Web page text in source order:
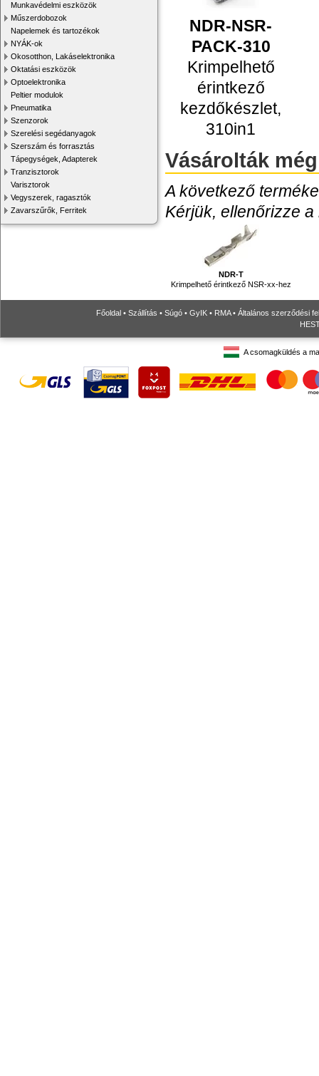
Munkavédelmi eszközök
Műszerdobozok
Napelemek és tartozékok
NYÁK-ok
Okosotthon, Lakáselektronika
Oktatási eszközök
Optoelektronika
Peltier modulok
Pneumatika
Szenzorok
Szerelési segédanyagok
Szerszám és forrasztás
Tápegységek, Adapterek
Tranzisztorok
Varisztorok
Vegyszerek, ragasztók
Zavarszűrők, Ferritek
NDR-NSR-
PACK-310
Krimpelhető
érintkező
kezdőkészlet,
310in1
Vásárolták még
A következő
Kérjük, ellenőrizze
NDR-T
Krimpelhető érintkező NSR-xx-hez
Főoldal • Szállítás • Súgó • GyIK • RMA• Általános szerződési
A csomagküldés a